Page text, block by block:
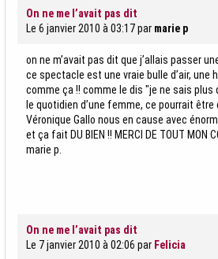
On ne me l’avait pas dit
Le 6 janvier 2010 à 03:17par marie p
on ne m’avait pas dit que j’allais passer
ce spectacle est une vraie bulle d’air, une
comme ça !! comme le dis "je ne sais
le quotidien d’une femme, ce pourrait être
Véronique Gallo nous en cause avec
et ça fait DU BIEN !! MERCI DE TOUT MON
marie p.
On ne me l’avait pas dit
Le 7 janvier 2010 à 02:06 par Felicia